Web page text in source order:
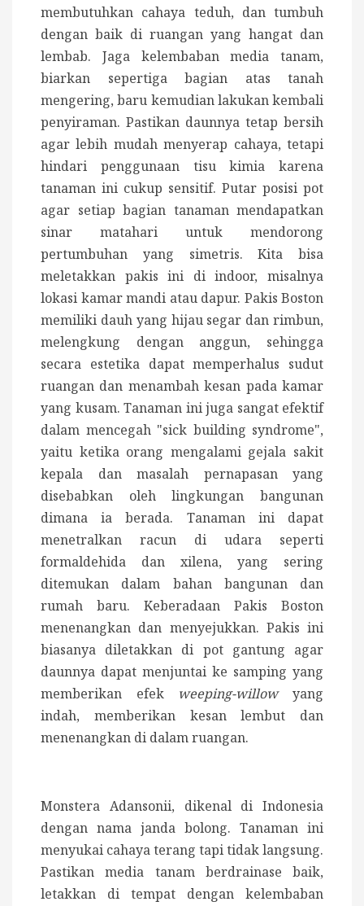
membutuhkan cahaya teduh, dan tumbuh
dengan baik di ruangan yang hangat dan
lembab. Jaga kelembaban media tanam,
biarkan sepertiga bagian atas tanah
mengering, baru kemudian lakukan kembali
penyiraman. Pastikan daunnya tetap bersih
agar lebih mudah menyerap cahaya, tetapi
hindari penggunaan tisu kimia karena
tanaman ini cukup sensitif. Putar posisi pot
agar setiap bagian tanaman mendapatkan
sinar matahari untuk mendorong
pertumbuhan yang simetris. Kita bisa
meletakkan pakis ini di indoor, misalnya
lokasi kamar mandi atau dapur. Pakis Boston
memiliki dauh yang hijau segar dan rimbun,
melengkung dengan anggun, sehingga
secara estetika dapat memperhalus sudut
ruangan dan menambah kesan pada kamar
yang kusam. Tanaman ini juga sangat efektif
dalam mencegah "sick building syndrome",
yaitu ketika orang mengalami gejala sakit
kepala dan masalah pernapasan yang
disebabkan oleh lingkungan bangunan
dimana ia berada. Tanaman ini dapat
menetralkan racun di udara seperti
formaldehida dan xilena, yang sering
ditemukan dalam bahan bangunan dan
rumah baru. Keberadaan Pakis Boston
menenangkan dan menyejukkan. Pakis ini
biasanya diletakkan di pot gantung agar
daunnya dapat menjuntai ke samping yang
memberikan efek weeping-willowyang
indah, memberikan kesan lembut dan
menenangkan di dalam ruangan.
Monstera Adansonii, dikenal di Indonesia
dengan nama janda bolong. Tanaman ini
menyukai cahaya terang tapi tidak langsung.
Pastikan media tanam berdrainase baik,
letakkan di tempat dengan kelembaban